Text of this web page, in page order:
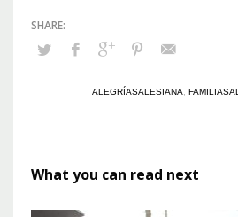
ALEGRÍASALESIANA
What you can read next